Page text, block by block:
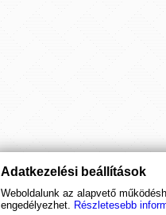
Adatkezelési beállítások
Weboldalunk az alapvető
engedélyezhet. Részletesebb